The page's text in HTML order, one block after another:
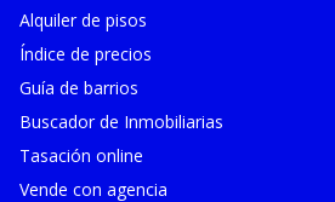
Alquiler de pisos
Índice de precios
Guía de barrios
Buscador de Inmobiliarias
Tasación online
Vende con agencia